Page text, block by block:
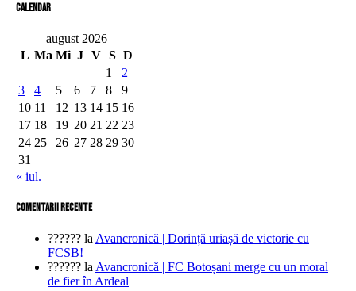
Calendar
august 2026
L Ma Mi J V S D
1
2
3
4 5 6 7 8
9
10 11 12 13 14 15 16
17 18 19 20 21 22 23
24 25 26 27 28 29 30
31
« iul.
comentarii recente
?????? la Avancronică | Dorință uriașă de victorie cu
FCSB!
?????? la Avancronică | FC Botoșani merge cu un moral
de fier în Ardeal